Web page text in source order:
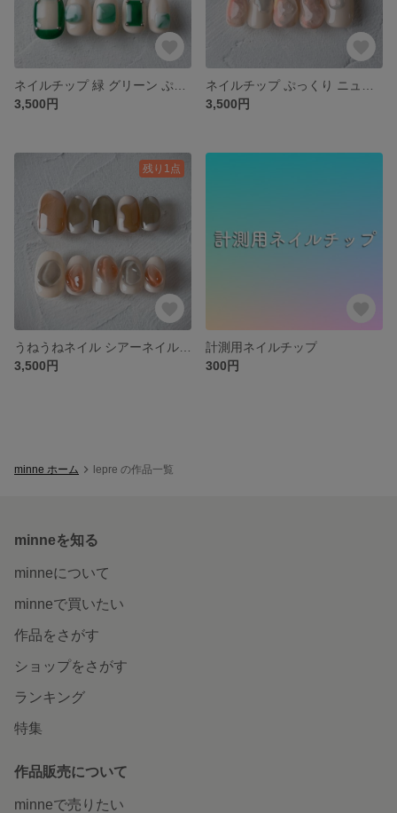
3,500円
3,500円
残り1点
3,500円
計測用ネイルチップ
300円
minne ホーム lepre の作品一覧
minneを知る
minneについて
minneで買いたい
作品をさがす
ショップをさがす
ランキング
特集
作品販売について
minneで売りたい